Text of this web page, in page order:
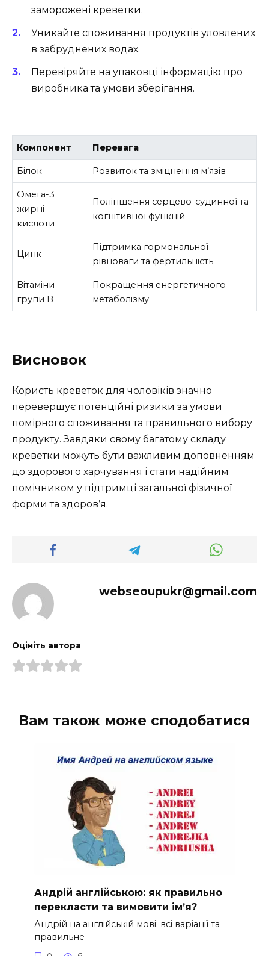
заморожені креветки.
Уникайте споживання продуктів уловлених
в забруднених водах.
Перевіряйте на упаковці інформацію про
виробника та умови зберігання.
Компонент Перевага
Білок Розвиток та зміцнення м’язів
Омега-3
жирні
кислоти
Поліпшення серцево-судинної та
когнітивної функцій
Цинк
Підтримка гормональної
рівноваги та фертильність
Вітаміни
групи B
Покращення енергетичного
метаболізму
Висновок
Користь креветок для чоловіків значно
перевершує потенційні ризики за умови
помірного споживання та правильного вибору
продукту. Завдяки свому багатому складу
креветки можуть бути важливим доповненням
до здорового харчування і стати надійним
помічником у підтримці загальної фізичної
форми та здоров’я.
webseoupukr@gmail.com
Оцініть автора
Вам також може сподобатися
Андрій англійською: як правильно
перекласти та вимовити ім’я?
Андрій на англійській мові: всі варіації та
правильне